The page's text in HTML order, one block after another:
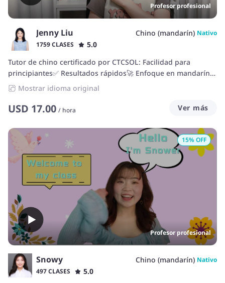
Profesor profesional
Jenny Liu Chino (mandarín) Nativo
1759 CLASES
5.0
Tutor de chino certificado por CTCSOL: Facilidad para
principiantes✅ Resultados rápidos🚀 Enfoque en mandarín
conversacional🌟.
Mostrar idioma original
USD 17.00 / hora Ver más
Profesor profesional
15% OFF
Snowy Chino (mandarín) Nativo
497 CLASES
5.0